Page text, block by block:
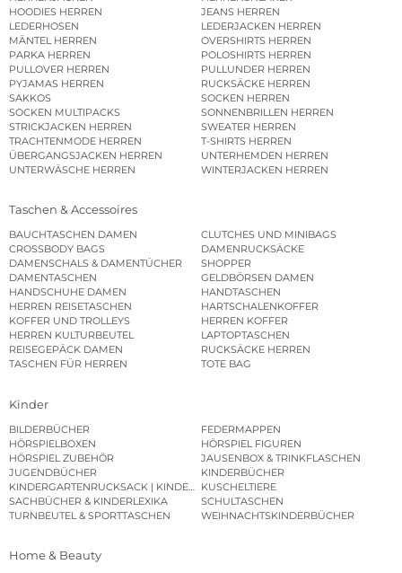
HOODIES HERREN
JEANS HERREN
LEDERHOSEN
LEDERJACKEN HERREN
MÄNTEL HERREN
OVERSHIRTS HERREN
PARKA HERREN
POLOSHIRTS HERREN
PULLOVER HERREN
PULLUNDER HERREN
PYJAMAS HERREN
RUCKSÄCKE HERREN
SAKKOS
SOCKEN HERREN
SOCKEN MULTIPACKS
SONNENBRILLEN HERREN
STRICKJACKEN HERREN
SWEATER HERREN
TRACHTENMODE HERREN
T-SHIRTS HERREN
ÜBERGANGSJACKEN HERREN
UNTERHEMDEN HERREN
UNTERWÄSCHE HERREN
WINTERJACKEN HERREN
Taschen & Accessoires
BAUCHTASCHEN DAMEN
CLUTCHES UND MINIBAGS
CROSSBODY BAGS
DAMENRUCKSÄCKE
DAMENSCHALS & DAMENTÜCHER
SHOPPER
DAMENTASCHEN
GELDBÖRSEN DAMEN
HANDSCHUHE DAMEN
HANDTASCHEN
HERREN REISETASCHEN
HARTSCHALENKOFFER
KOFFER UND TROLLEYS
HERREN KOFFER
HERREN KULTURBEUTEL
LAPTOPTASCHEN
REISEGEPÄCK DAMEN
RUCKSÄCKE HERREN
TASCHEN FÜR HERREN
TOTE BAG
Kinder
BILDERBÜCHER
FEDERMAPPEN
HÖRSPIELBOXEN
HÖRSPIEL FIGUREN
HÖRSPIEL ZUBEHÖR
JAUSENBOX & TRINKFLASCHEN
JUGENDBÜCHER
KINDERBÜCHER
KINDERGARTENRUCKSACK | KINDERGARTENBEUTEL
KUSCHELTIERE
SACHBÜCHER & KINDERLEXIKA
SCHULTASCHEN
TURNBEUTEL & SPORTTASCHEN
WEIHNACHTSKINDERBÜCHER
Home & Beauty